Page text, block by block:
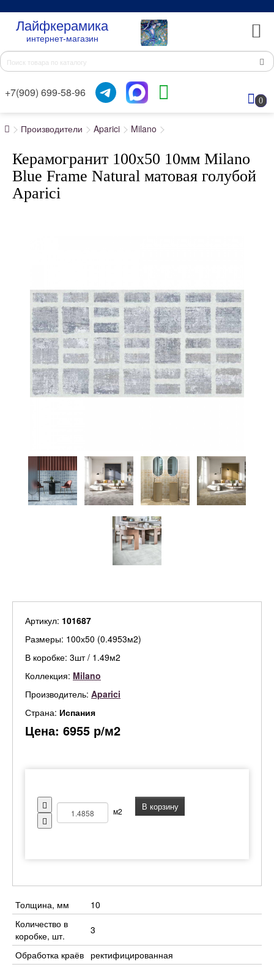
Лайфкерамика
интернет-магазин
+7(909) 699-58-96
0
Производители Aparici Milano
Керамогранит 100x50 10мм Milano
Blue Frame Natural матовая голубой
Aparici
Артикул: 101687
Размеры: 100х50 (0.4953м2)
В коробке: 3шт / 1.49м2
Коллекция: Milano
Производитель: Aparici
Страна: Испания
Цена: 6955 р/м2
м2 В корзину
Толщина, мм
10
Количество в
коробке, шт.
3
Обработка краёв ректифицированная